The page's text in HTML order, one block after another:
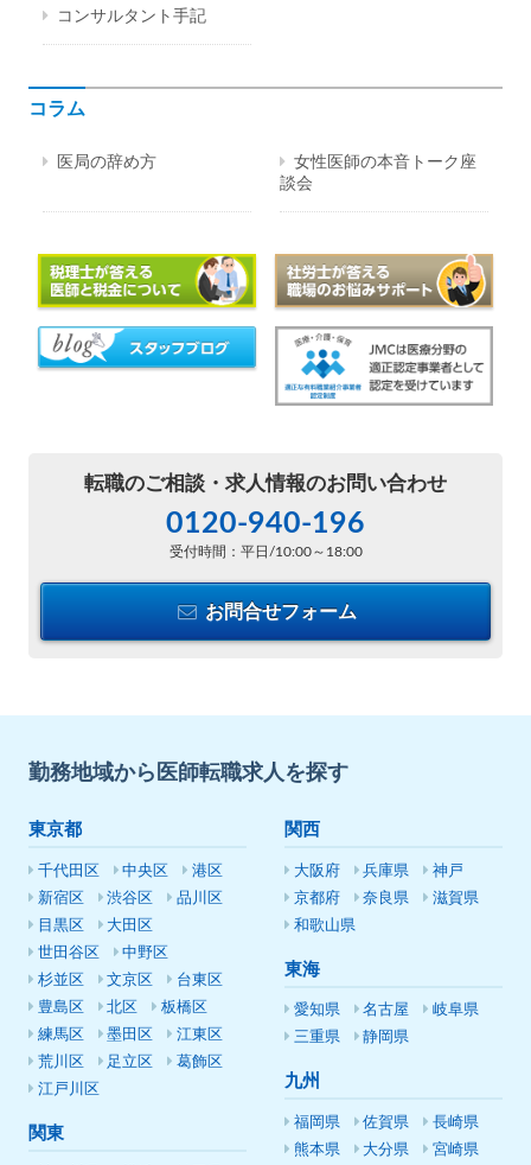
コンサルタント手記
コラム
医局の辞め方
女性医師の本音トーク座
談会
転職のご相談・ 求人情報のお問い合わせ
0120-940-196
受付時間：平日/10:00～18:00
お問合せフォーム
勤務地域から医師転職求人を探す
東京都
千代田区 中央区
港区
新宿区
渋谷区
品川区
目黒区
大田区
世田谷区
中野区
杉並区
文京区
台東区
豊島区
北区
板橋区
練馬区
墨田区
江東区
荒川区
足立区
葛飾区
江戸川区
関東
関西
大阪府 兵庫県
神戸
京都府
奈良県
滋賀県
和歌山県
東海
愛知県 名古屋
岐阜県
三重県
静岡県
九州
福岡県 佐賀県
長崎県
熊本県
大分県
宮崎県